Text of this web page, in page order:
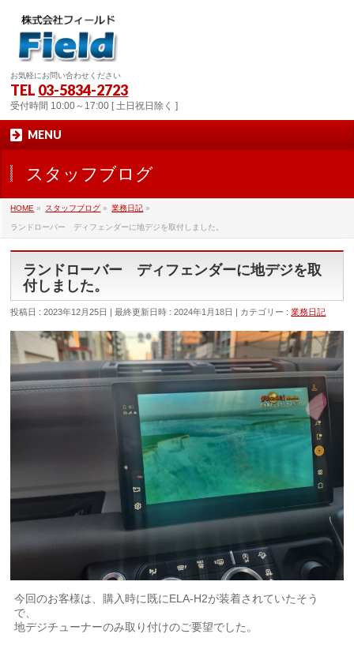
お気軽にお問い合わせください
TEL 03-5834-2723
受付時間 10:00～17:00 [ 土日祝日除く ]
MENU
スタッフブログ
HOME » スタッフブログ » 業務日記 »
ランドローバー ディフェンダーに地デジを取付しました。
ランドローバー ディフェンダーに地デジを取
付しました。
投稿日 : 2023年12月25日 最終更新日時 : 2024年1月18日 カテゴリー :業務日記
今回のお客様は、購入時に既にELA-H2が装着されていたそう
で、
地デジチューナーのみ取り付けのご要望でした。